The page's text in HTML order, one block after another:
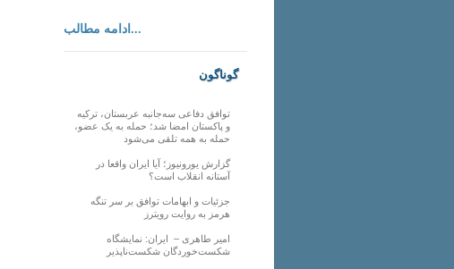
ادامه مطالب...
گوناگون
توافق دفاعی سه‌جانبه عربستان، ترکیه
و پاکستان امضا شد؛ حمله به یک عضو،
حمله به همه تلقی می‌شود
گزارش یورونیوز؛ آیا ایران واقعا در
آستانه انقلاب است؟
جزئیات و ابهامات توافق بر سر تنگه
هرمز به روایت رویترز
امیر طاهری – ایران: نمایشگاه
شکست‌خوردگان شکست‌ناپذیر